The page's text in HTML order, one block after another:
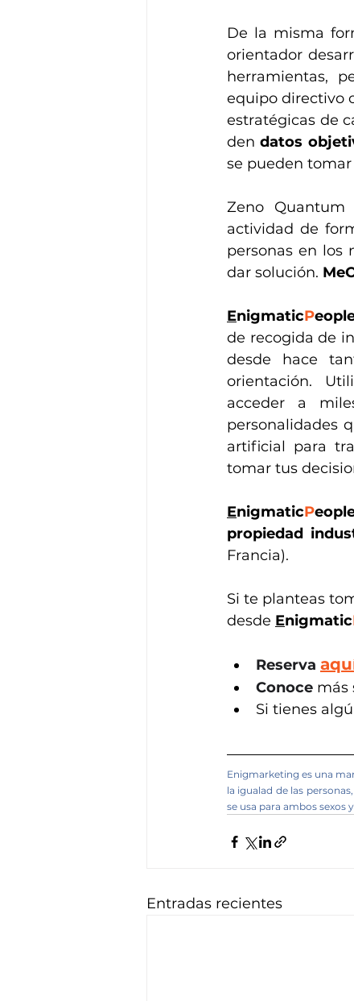
De la misma
orientador
herramientas,
equipo directivo
estratégicas de
den datos
se pueden tomar
Zeno
actividad de
personas en los
dar solución.
EnigmaticP
de recogida de
desde hace
orientación.
acceder a
personalidades
artificial para
tomar tus
EnigmaticP
propiedad
Francia).
Si te planteas
desde Enigmatic
Reserva
Conoce más
Si tienes
Enigmarketing es una
la igualad de las
se usa para ambos sexos
Entradas recientes